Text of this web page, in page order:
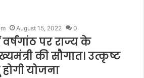
August 15, 2022 0
पर राज्य के
की सौगात। उत्कृष्ट
योजना